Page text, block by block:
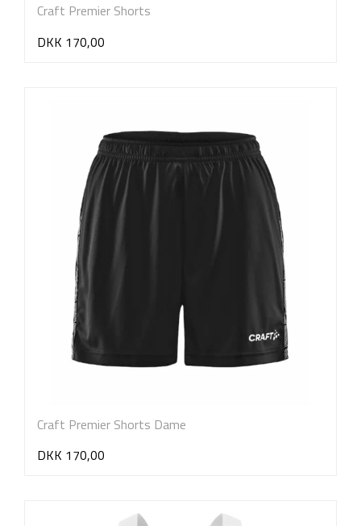
Craft Premier Shorts
DKK 170,00
Craft Premier Shorts Dame
DKK 170,00